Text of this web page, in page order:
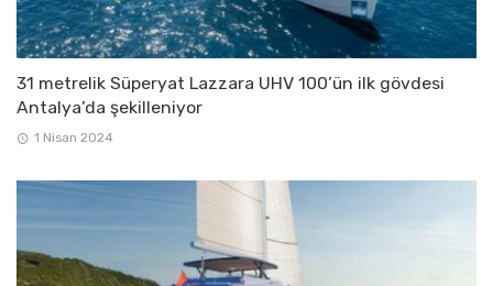
31 metrelik Süperyat Lazzara UHV 100’ün ilk gövdesi
Antalya’da şekilleniyor
1 Nisan 2024